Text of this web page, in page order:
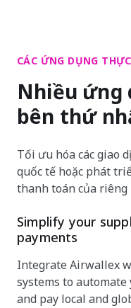
CÁC ỨNG DỤNG
Nhiều ứng
bên thứ
Tối ưu hóa các giao
quốc tế hoặc phát
thanh toán của riêng
Simplify your
payments
Integrate Airwallex
systems to automate
and pay local and